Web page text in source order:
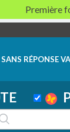
SANS RÉPONSE
Première